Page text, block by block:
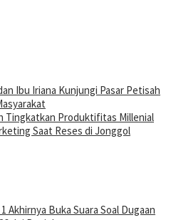
Ibu Iriana Kunjungi Pasar Petisah
Tingkatkan Produktifitas Millenial
Saat Reses di Jonggol
Akhirnya Buka Suara Soal Dugaan